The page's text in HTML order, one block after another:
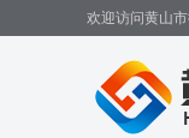
欢迎访问黄山